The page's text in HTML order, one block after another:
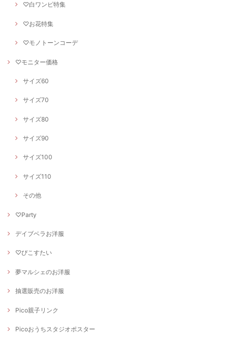
♡白ワンピ特集
♡お花特集
♡モノトーンコーデ
♡モニター価格
サイズ60
サイズ70
サイズ80
サイズ90
サイズ100
サイズ110
その他
♡Party
デイブベラお洋服
♡ぴこすたい
夢マルシェのお洋服
抽選販売のお洋服
Pico親子リンク
Picoおうちスタジオポスター